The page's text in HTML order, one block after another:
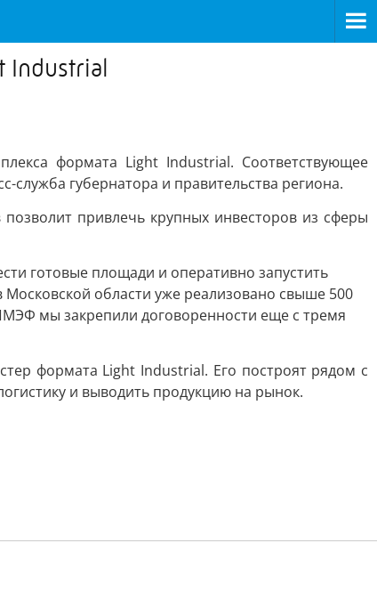
Industrial
формата Light Industrial. Соответствующее
губернатора и правительства региона.
привлечь крупных инвесторов из сферы
готовые площади и оперативно запустить
области уже реализовано свыше 500
мы закрепили договоренности еще с тремя
формата Light Industrial. Его построят рядом с
и выводить продукцию на рынок.